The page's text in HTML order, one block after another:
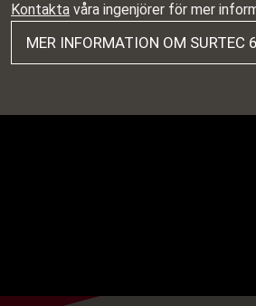
Kontakta våra ingenjörer för mer
MER INFORMATION OM SURTEC